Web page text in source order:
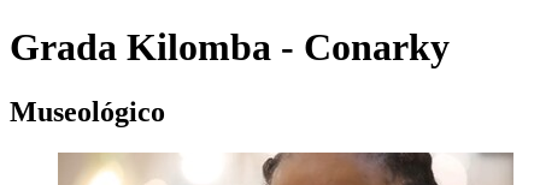
Grada Kilomba - Conarky
Museológico